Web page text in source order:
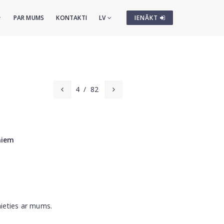
IENĀKT
PAR MUMS KONTAKTI LV
4 / 82
ar mums.